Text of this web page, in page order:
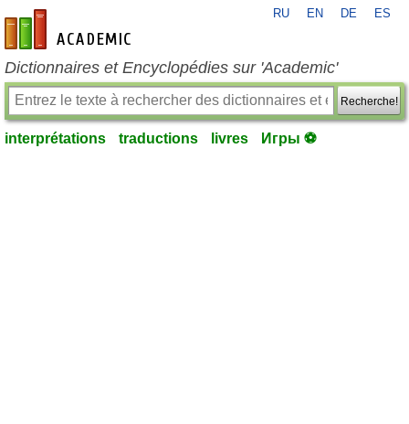
fr-academic.com
RU EN DE ES
Dictionnaires et Encyclopédies sur 'Academic'
Recherche!
interprétations traductions livres Игры ⚽